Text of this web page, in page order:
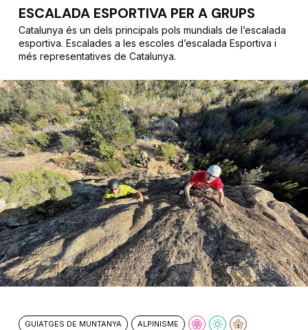
ESCALADA ESPORTIVA PER A GRUPS
Catalunya és un dels principals pols mundials de l’escalada
esportiva. Escalades a les escoles d’escalada Esportiva i
més representatives de Catalunya.
GUIATGES DE MUNTANYA ALPINISME